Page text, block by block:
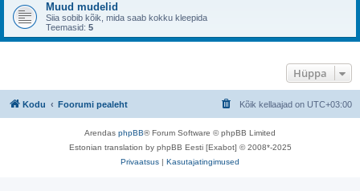
Muud mudelid
Siia sobib kõik, mida saab kokku kleepida
Teemasid: 5
Hüppa
Kodu Foorumi pealeht Kõik kellaajad on UTC+03:00
Arendas phpBB® Forum Software © phpBB Limited
Estonian translation by phpBB Eesti [Exabot] © 2008*-2025
Privaatsus | Kasutajatingimused